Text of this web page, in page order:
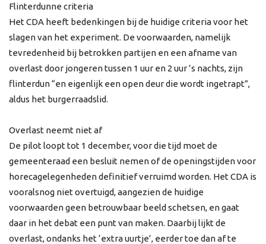
Flinterdunne criteria
Het CDA heeft bedenkingen bij de huidige criteria voor het
slagen van het experiment. De voorwaarden, namelijk
tevredenheid bij betrokken partijen en een afname van
overlast door jongeren tussen 1 uur en 2 uur ’s nachts, zijn
flinterdun “en eigenlijk een open deur die wordt ingetrapt”,
aldus het burgerraadslid.
Overlast neemt niet af
De pilot loopt tot 1 december, voor die tijd moet de
gemeenteraad een besluit nemen of de openingstijden voor
horecagelegenheden definitief verruimd worden. Het CDA is
vooralsnog niet overtuigd, aangezien de huidige
voorwaarden geen betrouwbaar beeld schetsen, en gaat
daar in het debat een punt van maken. Daarbij lijkt de
overlast, ondanks het ‘extra uurtje’, eerder toe dan af te